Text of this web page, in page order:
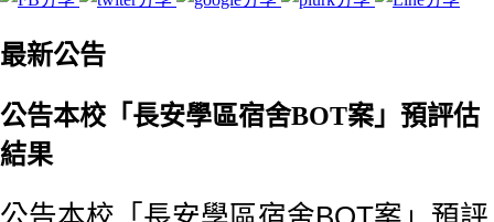
最新公告
公告本校「長安學區宿舍BOT案」預評估
結果